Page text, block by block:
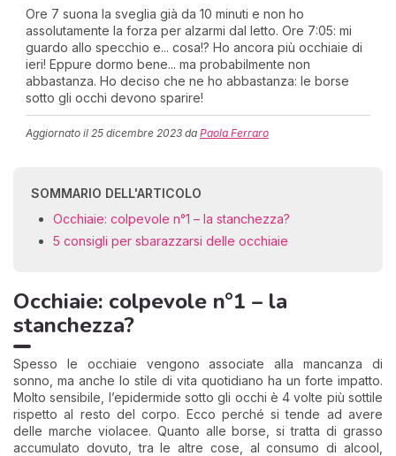
Ore 7 suona la sveglia già da 10 minuti e non ho
assolutamente la forza per alzarmi dal letto. Ore 7:05: mi
guardo allo specchio e... cosa!? Ho ancora più occhiaie di
ieri! Eppure dormo bene... ma probabilmente non
abbastanza. Ho deciso che ne ho abbastanza: le borse
sotto gli occhi devono sparire!
Aggiornato il 25 dicembre 2023 da Paola Ferraro
SOMMARIO DELL'ARTICOLO
Occhiaie: colpevole n°1 – la stanchezza?
5 consigli per sbarazzarsi delle occhiaie
Occhiaie: colpevole n°1 – la
stanchezza?
Spesso le occhiaie vengono associate alla mancanza di
sonno, ma anche lo stile di vita quotidiano ha un forte impatto.
Molto sensibile, l’epidermide sotto gli occhi è 4 volte più sottile
rispetto al resto del corpo. Ecco perché si tende ad avere
delle marche violacee. Quanto alle borse, si tratta di grasso
accumulato dovuto, tra le altre cose, al consumo di alcool,